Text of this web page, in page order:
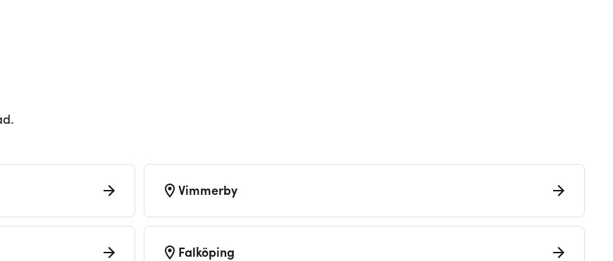
Vimmerby
Falköping